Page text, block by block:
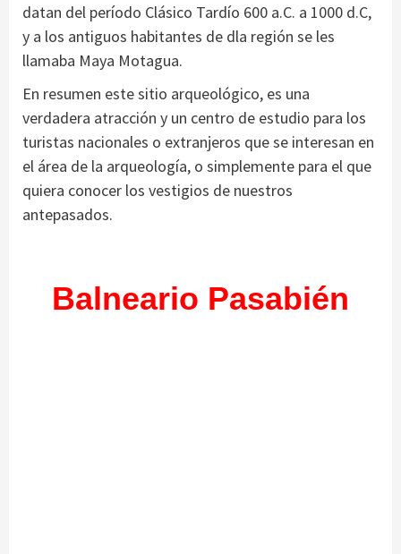
datan del período Clásico Tardío 600 a.C. a 1000 d.C,
y a los antiguos habitantes de dla región se les
llamaba Maya Motagua.
En resumen este sitio arqueológico, es una
verdadera atracción y un centro de estudio para los
turistas nacionales o extranjeros que se interesan en
el área de la arqueología, o simplemente para el que
quiera conocer los vestigios de nuestros
antepasados.
Balneario Pasabién